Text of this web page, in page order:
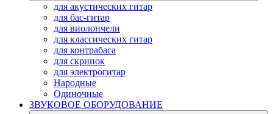
для акустических гитар
для бас-гитар
для виолончели
для классических гитар
для контрабаса
для скрипок
для электрогитар
Народные
Одиночные
ЗВУКОВОЕ ОБОРУДОВАНИЕ